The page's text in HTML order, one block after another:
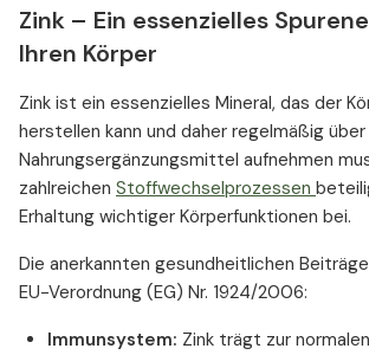
Zink – Ein essenzielles
Ihren Körper
Zink ist ein essenzielles Mineral, das der
herstellen kann und daher regelmäßig
Nahrungsergänzungsmittel aufnehmen
zahlreichen Stoffwechselprozessen
Erhaltung wichtiger Körperfunktionen bei.
Die anerkannten gesundheitlichen
EU-Verordnung (EG) Nr. 1924/2006:
Immunsystem: Zink trägt zur